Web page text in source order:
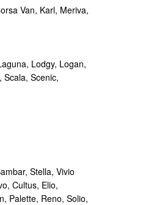
Van, Karl, Meriva,
Lodgy, Logan,
Scala, Scenic,
Stella, Vivio
Cultus, Elio,
Palette, Reno, Solio,